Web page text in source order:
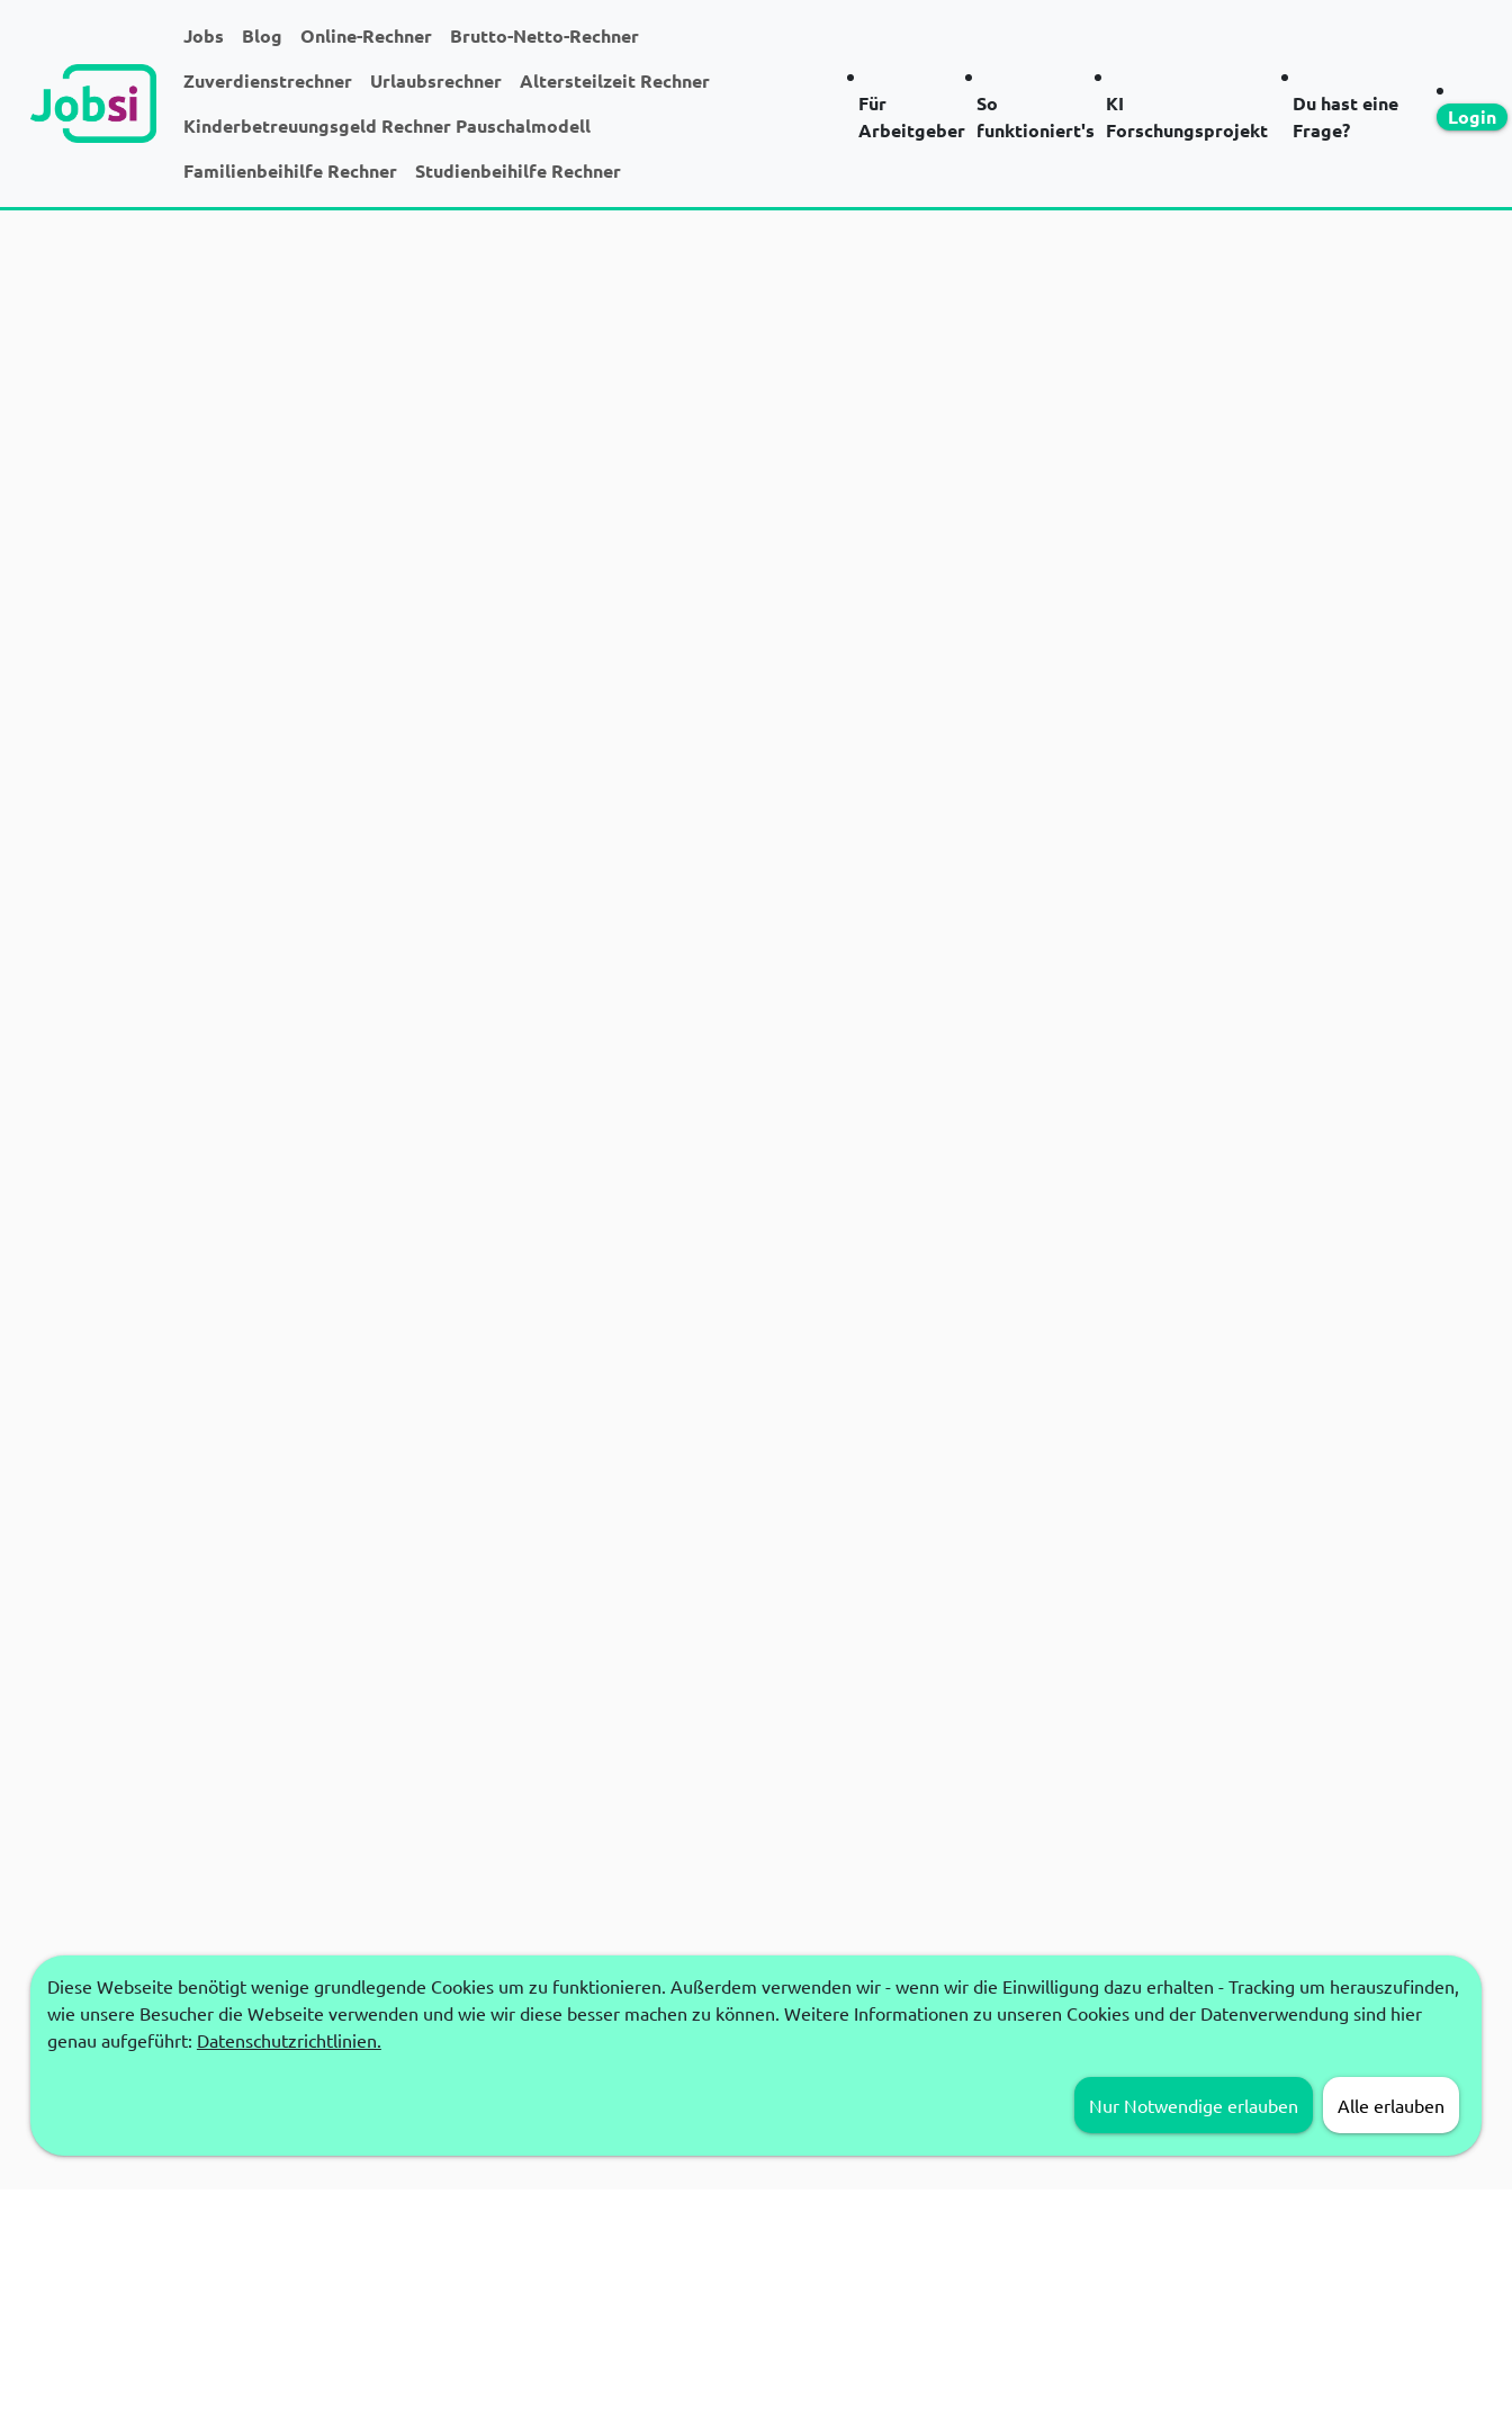
Jobs Blog Online-Rechner
Brutto-Netto-Rechner
Zuverdienstrechner
Urlaubsrechner
Altersteilzeit Rechner
Kinderbetreuungsgeld Rechner Pauschalmodell
Familienbeihilfe Rechner
Studienbeihilfe Rechner
Für
Arbeitgeber
So
funktioniert's
KI
Forschungsprojekt
Du hast eine
Frage?
Login
Diese Webseite benötigt wenige grundlegende Cookies um zu funktionieren. Außerdem verwenden wir - wenn wir die Einwilligung dazu erhalten - Tracking um herauszufinden,
wie unsere Besucher die Webseite verwenden und wie wir diese besser machen zu können. Weitere Informationen zu unseren Cookies und der Datenverwendung sind hier
genau aufgeführt: Datenschutzrichtlinien.
Nur Notwendige erlauben Alle erlauben